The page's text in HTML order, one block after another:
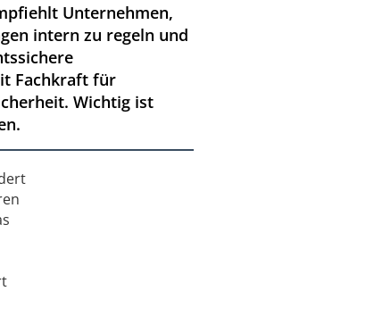
Unternehmen,
intern zu regeln und
Fachkraft für
Wichtig ist